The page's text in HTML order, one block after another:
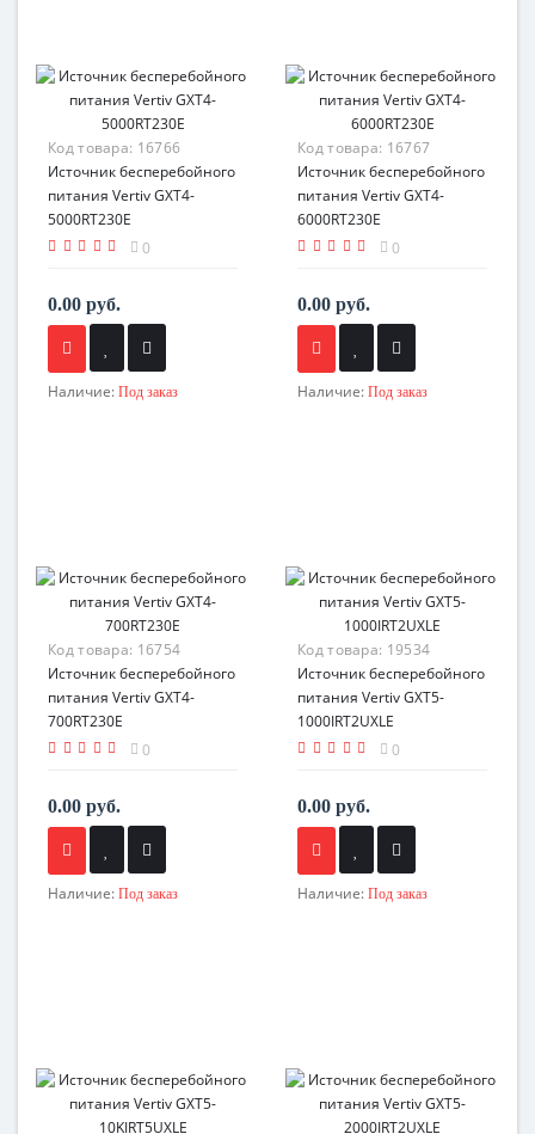
Код товара: 16766
Источник бесперебойного
питания Vertiv GXT4-
5000RT230E
0
0.00 руб.
Наличие: Под заказ
Код товара: 16767
Источник бесперебойного
питания Vertiv GXT4-
6000RT230E
0
0.00 руб.
Наличие: Под заказ
Код товара: 16754
Источник бесперебойного
питания Vertiv GXT4-
700RT230E
0
0.00 руб.
Наличие: Под заказ
Код товара: 19534
Источник бесперебойного
питания Vertiv GXT5-
1000IRT2UXLE
0
0.00 руб.
Наличие: Под заказ